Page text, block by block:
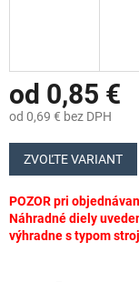
od 0,85 €
od 0,69 € bez DPH
Jednotková
cena:
ZVOĽTE VARIANT
POZOR pri
Náhradné diely
výhradne s typom